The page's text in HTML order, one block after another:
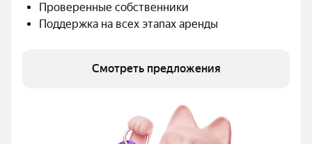
Проверенные собственники
Поддержка на всех этапах аренды
Смотреть предложения